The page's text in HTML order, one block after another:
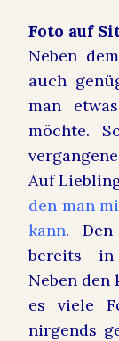
Foto auf
Neben
auch
man
möchte.
Auf
den man
kann.
bereits in
Neben den
es viele
nirgends